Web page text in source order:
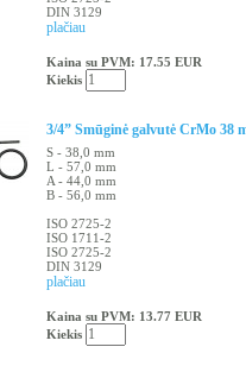
DIN 3129
plačiau
Kaina su PVM: 17.55 EUR
Kiekis
3/4” Smūginė galvutė CrMo 38
S - 38,0 mm
L - 57,0 mm
A - 44,0 mm
B - 56,0 mm
ISO 2725-2
ISO 1711-2
ISO 2725-2
DIN 3129
plačiau
Kaina su PVM: 13.77 EUR
Kiekis